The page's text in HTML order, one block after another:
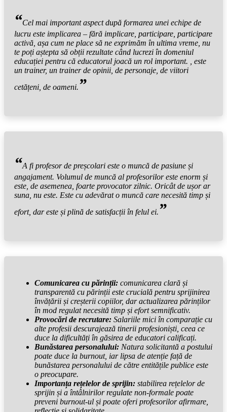
“Cel mai important aspect după formarea unei echipe de
lucru este implicarea – fără implicare, participare, participare
activă, așa cum ne place să ne exprimăm în ultima vreme, nu
te poți aștepta să obții rezultate când lucrezi în domeniul
educației pentru că educatorul joacă un rol important. , este
un trainer, un trainer de opinii, de personaje, de viitori
cetățeni, de oameni.”
“A fi profesor de preșcolari este o muncă de pasiune și
angajament. Volumul de muncă al profesorilor este enorm și
este, de asemenea, foarte provocator zilnic. Oricât de ușor ar
suna, nu este. Este cu adevărat o muncă care necesită timp și
efort, dar este și plină de satisfacții în felul ei.”
Comunicarea cu părinții: comunicarea clară și
transparentă cu părinții este crucială pentru sprijinirea
învățării și creșterii copiilor, dar actualizarea părinților
în mod regulat necesită timp și efort semnificativ.
Provocări de recrutare: Salariile mici în comparație cu
alte profesii descurajează tinerii profesioniști, ceea ce
duce la dificultăți în găsirea de educatori calificați.
Bunăstarea personalului: Natura solicitantă a postului
poate duce la burnout, iar lipsa de atenție față de
bunăstarea personalului de către entitățile publice este
o preocupare.
Importanța rețelelor de sprijin: stabilirea rețelelor de
sprijin și a întâlnirilor regulate non-formale poate
preveni burnout-ul și poate oferi profesorilor afirmare,